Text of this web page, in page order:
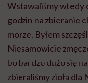
Wstawaliśmy wtedy
godzin na zbieranie
morze. Byłem
Niesamowicie
bo bardzo dużo się
zbieraliśmy zioła dla